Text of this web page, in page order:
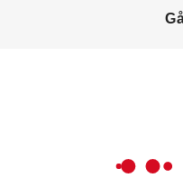
Uppsala där han